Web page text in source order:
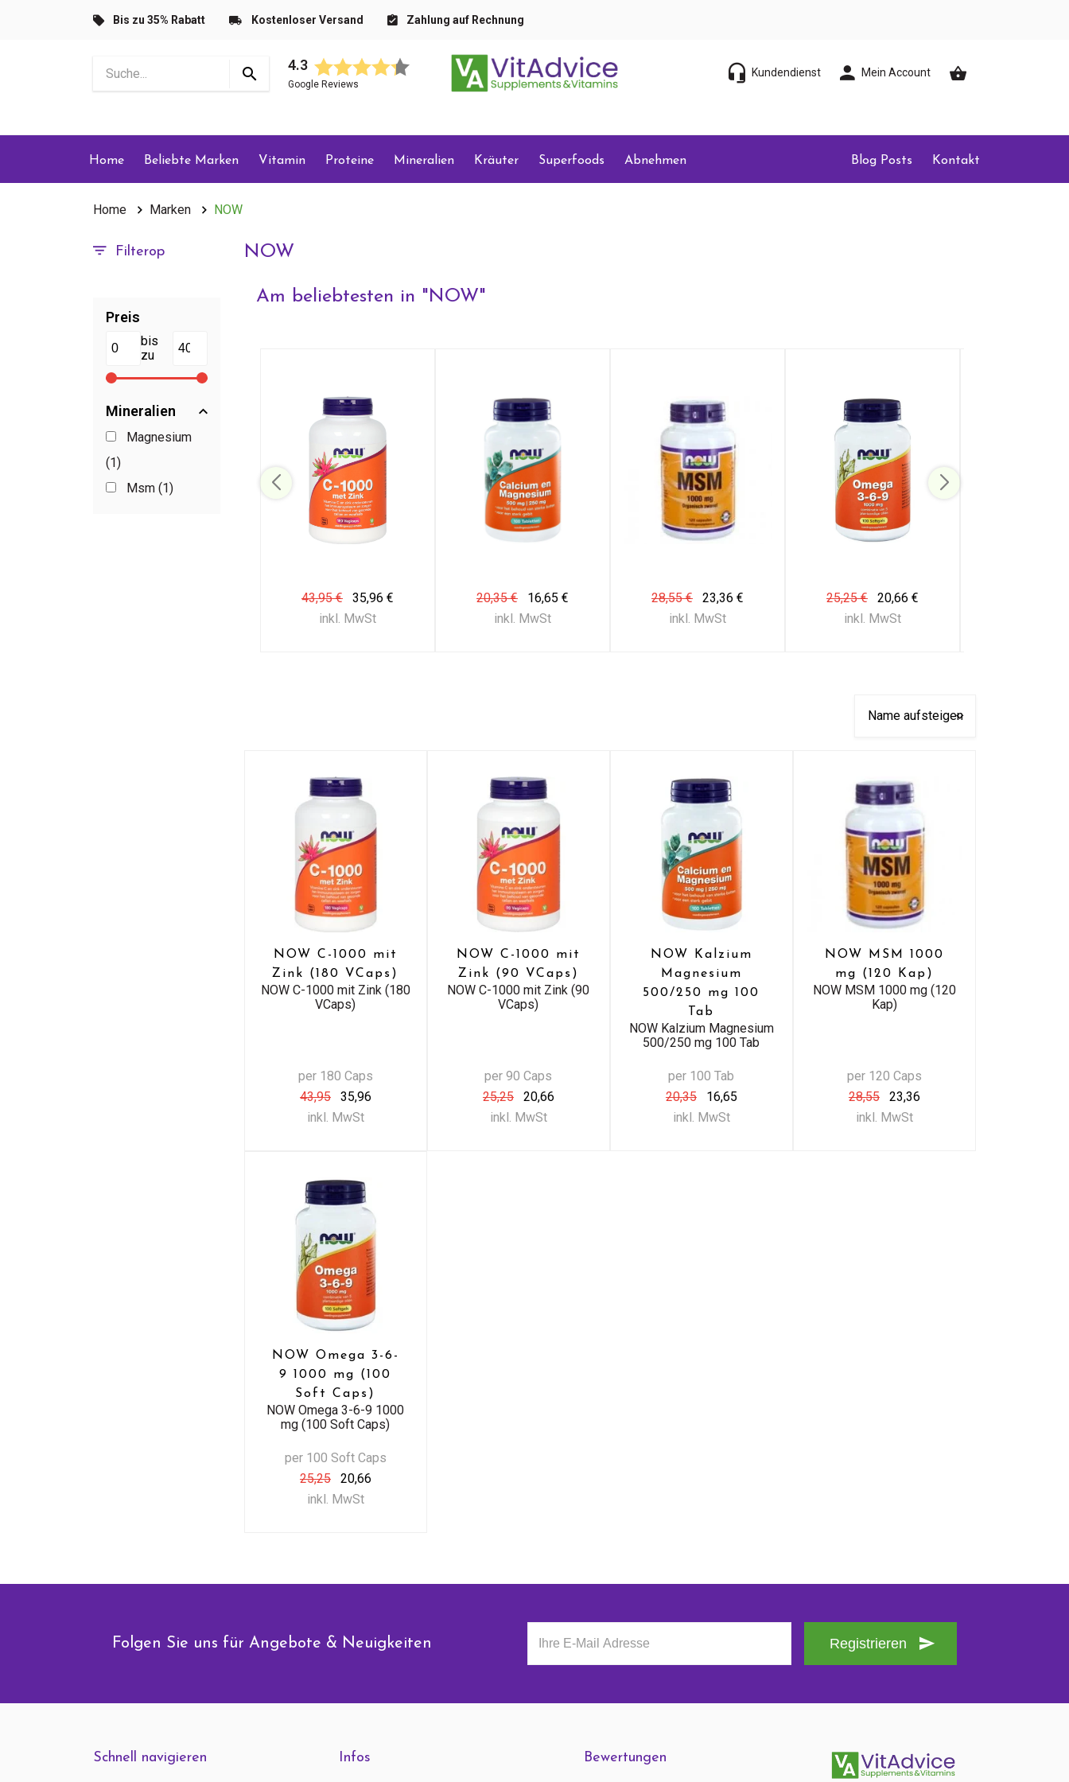
Bis zu 35% Rabatt Kostenloser Versand Zahlung auf Rechnung
4.3
Google Reviews
Kundendienst Mein Account
Home Beliebte Marken Vitamin Proteine Mineralien Kräuter Superfoods Abnehmen Blog Posts Kontakt
Home Marken NOW
Filterop
Preis
bis
zu
Mineralien
Magnesium
(1)
Msm (1)
NOW
Am beliebtesten in "NOW"
43,95 €
35,96 €
inkl. MwSt
20,35 €
16,65 €
inkl. MwSt
28,55 €
23,36 €
inkl. MwSt
25,25 €
20,66 €
inkl. MwSt
NOW C-1000 mit
Zink (180 VCaps)
NOW C-1000 mit Zink (180
VCaps)
per 180 Caps
43,95
35,96
inkl. MwSt
NOW C-1000 mit
Zink (90 VCaps)
NOW C-1000 mit Zink (90
VCaps)
per 90 Caps
25,25
20,66
inkl. MwSt
NOW Kalzium
Magnesium
500/250 mg 100
Tab
NOW Kalzium Magnesium
500/250 mg 100 Tab
per 100 Tab
20,35
16,65
inkl. MwSt
NOW MSM 1000
mg (120 Kap)
NOW MSM 1000 mg (120
Kap)
per 120 Caps
28,55
23,36
inkl. MwSt
NOW Omega 3-6-
9 1000 mg (100
Soft Caps)
NOW Omega 3-6-9 1000
mg (100 Soft Caps)
per 100 Soft Caps
25,25
20,66
inkl. MwSt
Folgen Sie uns für Angebote & Neuigkeiten Registrieren
Schnell navigieren Infos Bewertungen